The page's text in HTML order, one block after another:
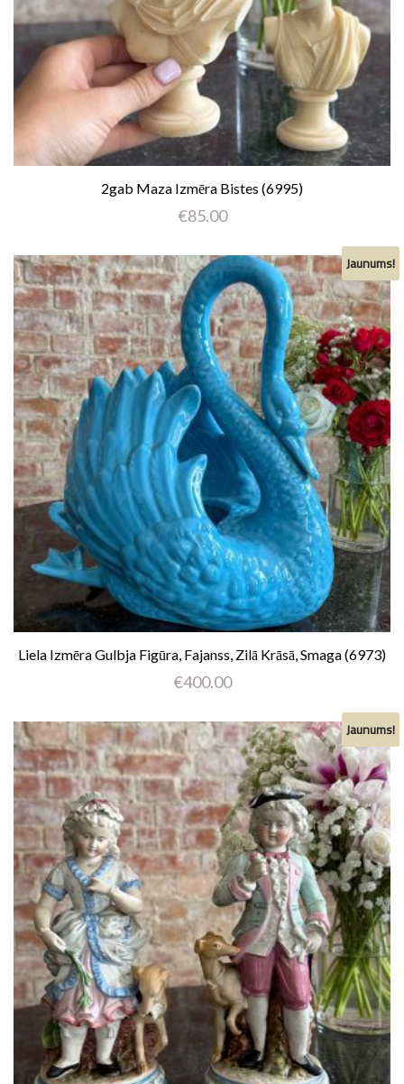
2gab Maza Izmēra Bistes (6995)
€85.00
Jaunums!
Liela Izmēra Gulbja Figūra, Fajanss, Zilā Krāsā, Smaga (6973)
€400.00
Jaunums!